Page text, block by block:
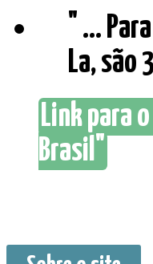
" ...
La, são
Link para
Brasil"